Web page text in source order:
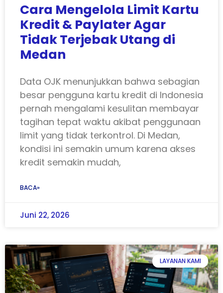
Cara Mengelola Limit Kartu
Kredit & Paylater Agar
Tidak Terjebak Utang di
Medan
Data OJK menunjukkan bahwa sebagian
besar pengguna kartu kredit di Indonesia
pernah mengalami kesulitan membayar
tagihan tepat waktu akibat penggunaan
limit yang tidak terkontrol. Di Medan,
kondisi ini semakin umum karena akses
kredit semakin mudah,
BACA»
Juni 22, 2026
LAYANAN KAMI